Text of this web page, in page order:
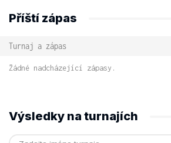
Příští zápas
Turnaj a zápas
Žádné nadcházející zápasy.
Výsledky na turnajích